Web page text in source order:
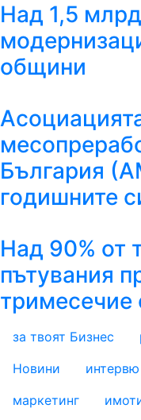
Над 1,5
общини
България
годишните
Над 90% от
пътувания
тримесечие
за твоят Бизнес
footer_statii
Новини интервю
маркетинг